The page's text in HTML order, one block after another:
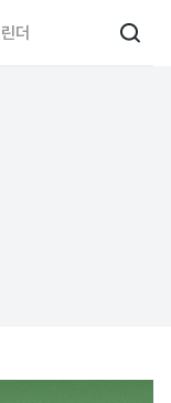
더
검